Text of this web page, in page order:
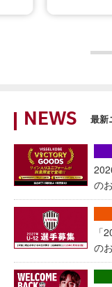
NEWS 最新
の
「
の